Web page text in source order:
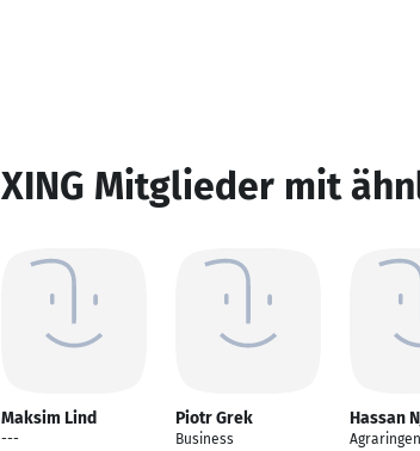
XING Mitglieder mit
Maksim Lind
---
Piotr Grek
Business
Hassan